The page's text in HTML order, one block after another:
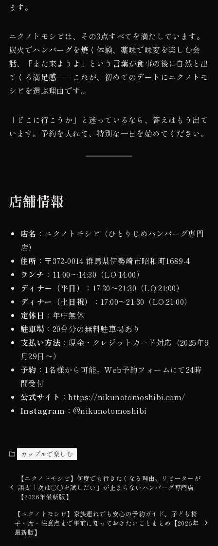
ます。
ニクノトモシビは、その3点すべてを満たしています。
炭火でハンバーグを焼く体験、薬味で味変を楽しむ会
話、「また来ようよ」という言葉が食事の後に自然と出
てくる満足感——これが、初めてのデートにニクノトモ
シビを選ぶ理由です。
「どこに行こうか」と迷っているなら、答えはもう出て
います。予約を入れて、特別な一日を始めてください。
店舗情報
店名 ：ニクノトモシビ（ひとりじめハンバーグ専門
店）
住所 ：〒372-0014 群馬県伊勢崎市昭和町1689-4
ランチ ：11:00〜14:30（LO.14:00）
ディナー（平日）
：17:30〜21:30（LO.21:00）
ディナー（土日祝）
：17:00〜21:30（LO.21:00）
定休日 ：年中無休
駐車場 ：20台分の無料駐車場あり
支払い方法：現金・クレジットカード対応（2025年9
月29日〜）
予約 ：1名様から可能。Web予約フォームにて24時
間受付
公式サイト ：https://nikunotomoshibi.com/
Instagram ：@nikunotomoshibi
カップルで楽しむ
【ニクノトモシビ】何度でも行きたくなる理由。リピーターが
語る「次は○○を試したい」が止まらないハンバーグ専門店
【2026年最新版】
【ニクノトモシビ】家族連れでも安心の予約ガイド。子ども椅
子・席・注意点まで事前に知っておきたいことまとめ【2026年
最新版】